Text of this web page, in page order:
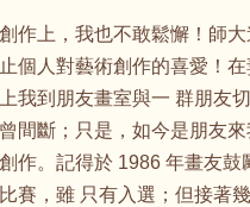
作上，我也不敢鬆懈！師
個人對藝術創作的喜愛！
我到朋友畫室與一 群朋友切
間斷；只是，如今是朋友
作。記得於 1986 年畫友鼓
賽，雖 只有入選；但接著